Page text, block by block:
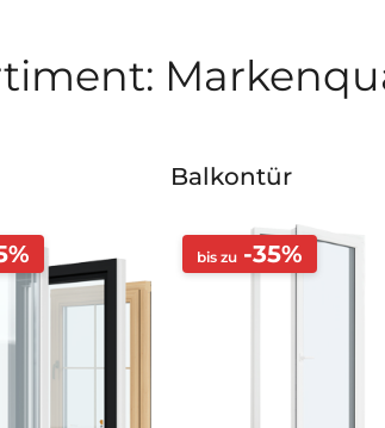
Balkontür
bis zu -35%